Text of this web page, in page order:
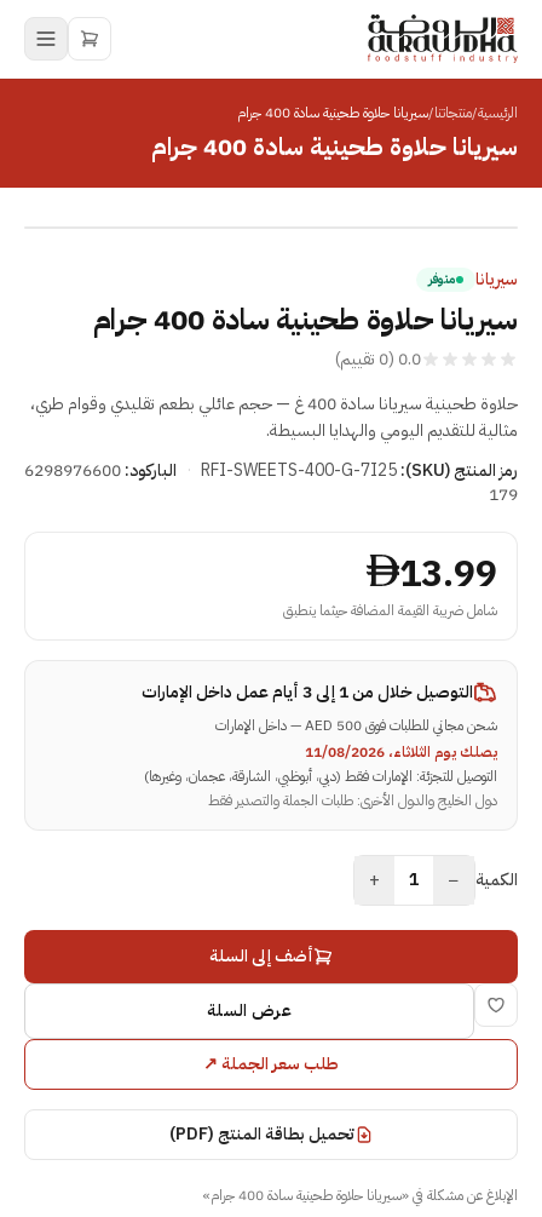
الرئيسية/منتجاتنا/سيريانا حلاوة طحينية سادة 400 جرام
سيريانا حلاوة طحينية سادة 400 جرام
سيريانا متوفر
سيريانا حلاوة طحينية سادة 400 جرام
0.0
(
0 تقييم)
حلاوة طحينية سيريانا سادة 400 غ — حجم عائلي بطعم تقليدي وقوام طري،
مثالية للتقديم اليومي والهدايا البسيطة.
رمز المنتج (SKU):
RFI-SWEETS-400-G-7I25
· الباركود:6298976600
179
13.99
شامل ضريبة القيمة المضافة حيثما ينطبق
التوصيل خلالمن 1 إلى 3 أيام عمل داخل الإمارات
شحن مجاني للطلبات فوق 500 AED — داخل الإمارات
يصلك يوم الثلاثاء، 11/08/2026
التوصيل للتجزئة: الإمارات فقط (دبي، أبوظبي، الشارقة، عجمان، وغيرها)
دول الخليج والدول الأخرى: طلبات الجملة والتصدير فقط
الكمية −
1
+
أضف إلى السلة
عرض السلة
طلب سعر الجملة↗
تحميل بطاقة المنتج (PDF)
الإبلاغ عن مشكلة في«سيريانا حلاوة طحينية سادة 400 جرام »